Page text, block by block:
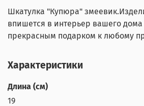
Шкатулка "Купюра"
впишется в интерьер вашего
прекрасным подарком к любому
Характеристики
Длина (см)
19